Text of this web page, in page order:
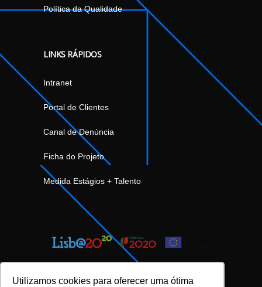
Utilizamos cookies para oferecer uma ótima
Política da Qualidade
LINKS RÁPIDOS
Intranet
Portal de Clientes
Canal de Denúncia
Ficha do Projeto
Medida Estágios + Talento